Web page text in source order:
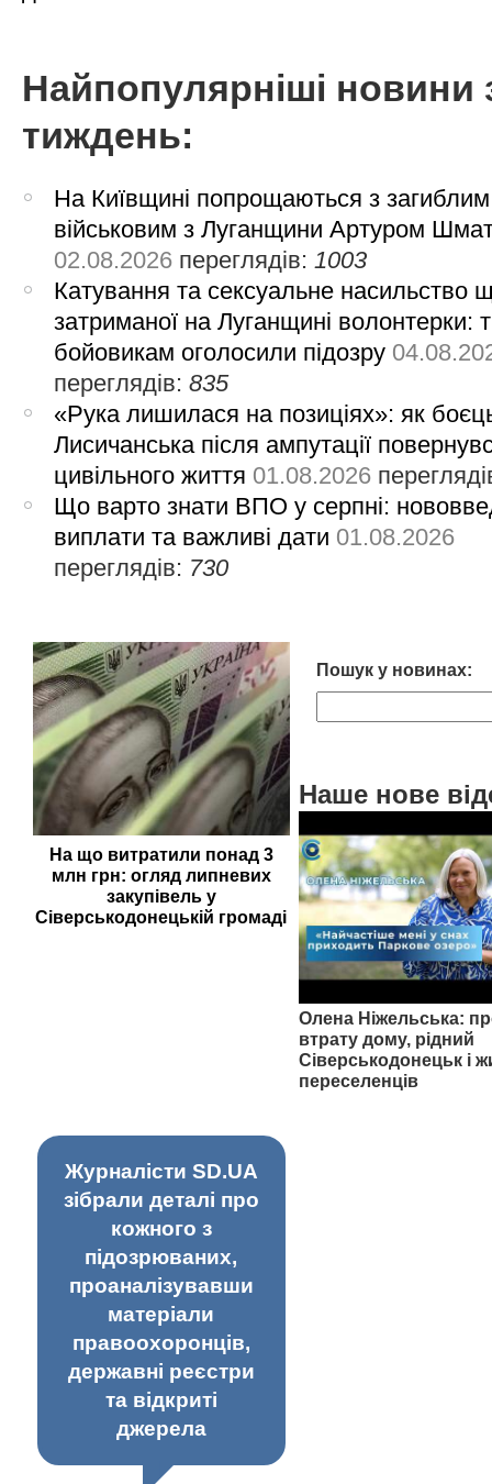
Найпопулярніші новини
тиждень:
На Київщині попрощаються з загиблим
військовим з Луганщини Артуром
02.08.2026 переглядів:1003
Катування та сексуальне насильство
затриманої на Луганщині волонтерки:
бойовикам оголосили підозру
переглядів:835
«Рука лишилася на позиціях»: як
Лисичанська після ампутації
цивільного життя 01.08.2026
Що варто знати ВПО у серпні:
виплати та важливі дати 01.08.2026
переглядів: 730
На що витратили понад 3
млн грн: огляд липневих
закупівель у
Сіверськодонецькій громаді
Пошук у новинах:
Наше нове
Олена Ніжельська:
втрату дому, рідний
Сіверськодонецьк і
переселенців
Журналісти SD.UA
зібрали деталі про
кожного з
підозрюваних,
проаналізувавши
матеріали
правоохоронців,
державні реєстри
та відкриті
джерела